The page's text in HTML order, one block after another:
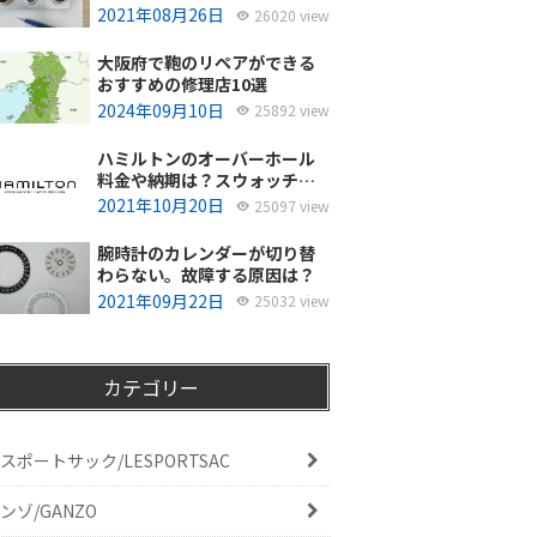
使ってるの？
2021年08月26日 26020 view
大阪府で鞄のリペアができる
おすすめの修理店10選
2024年09月10日
25892 view
ハミルトンのオーバーホール
料金や納期は？スウォッチグ
ループジャパンと修理専門店
2021年10月20日 25097 view
腕時計のカレンダーが切り替
わらない。故障する原因は？
2021年09月22日
25032 view
カテゴリー
ポートサック/LESPORTSAC
ゾ/GANZO